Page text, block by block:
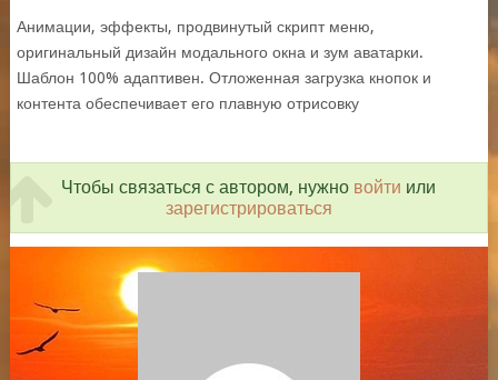
Анимации, эффекты, продвинутый скрипт меню,
оригинальный дизайн модального окна и зум аватарки.
Шаблон 100% адаптивен. Отложенная загрузка кнопок и
контента обеспечивает его плавную отрисовку
Чтобы связаться с автором, нужно войти или
зарегистрироваться